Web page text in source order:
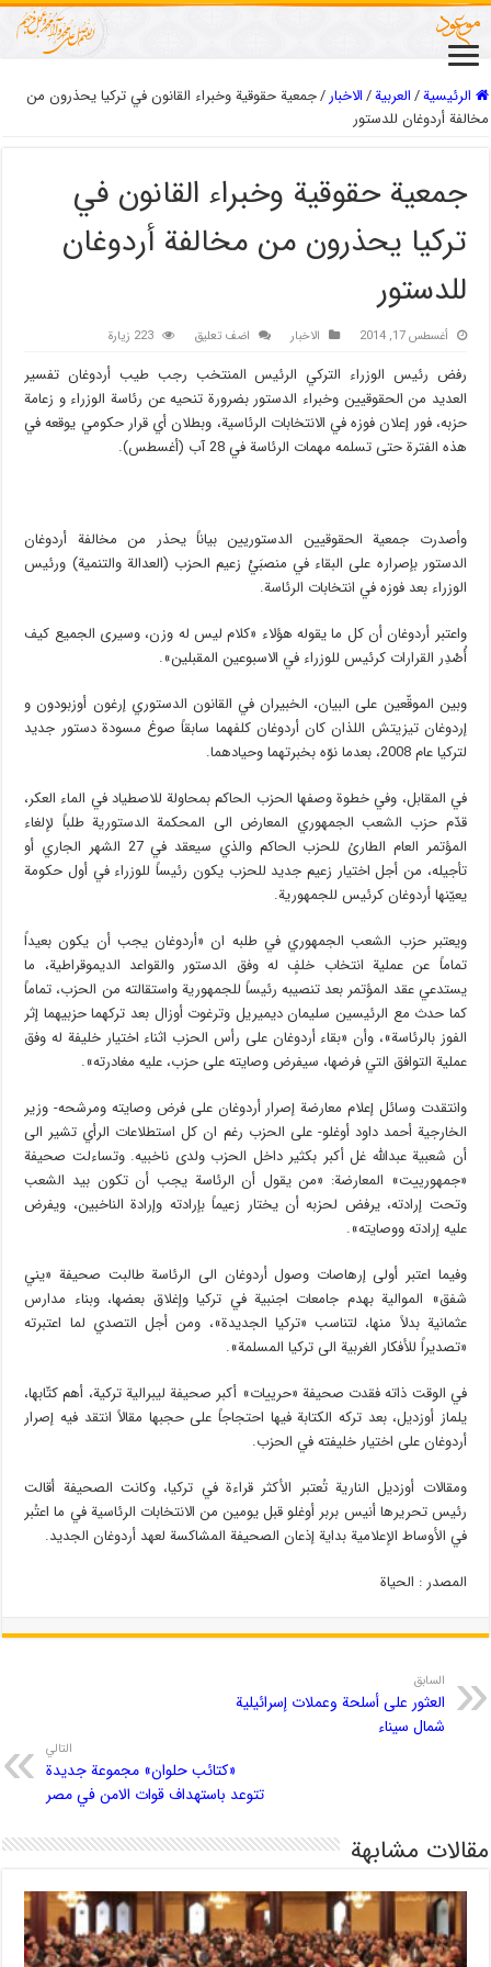
الرئيسية/العربیة/الاخبار/جمعية حقوقية وخبراء القانون في تركيا يحذرون من
مخالفة أردوغان للدستور
جمعية حقوقية وخبراء القانون في
تركيا يحذرون من مخالفة أردوغان
للدستور
أغسطس 17, 2014 الاخبار اضف تعليق 223 زيارة
رفض رئيس الوزراء التركي الرئيس المنتخب رجب طيب أردوغان تفسير
العديد من الحقوقيين وخبراء الدستور بضرورة تنحيه عن رئاسة الوزراء و زعامة
حزبه، فور إعلان فوزه في الانتخابات الرئاسية، وبطلان أي قرار حكومي يوقعه في
هذه الفترة حتى تسلمه مهمات الرئاسة في 28 آب (أغسطس).
وأصدرت جمعية الحقوقيين الدستوريين بياناً يحذر من مخالفة أردوغان
الدستور بإصراره على البقاء في منصبَيْ زعيم الحزب (العدالة والتنمية) ورئيس
الوزراء بعد فوزه في انتخابات الرئاسة.
واعتبر أردوغان أن كل ما يقوله هؤلاء «كلام ليس له وزن، وسيرى الجميع كيف
أُصْدِر القرارات كرئيس للوزراء في الاسبوعين المقبلين».
وبين الموقّعين على البيان، الخبيران في القانون الدستوري إرغون أوزبودون و
إردوغان تيزيتش اللذان كان أردوغان كلفهما سابقاً صوغ مسودة دستور جديد
لتركيا عام 2008، بعدما نوّه بخبرتهما وحيادهما.
في المقابل، وفي خطوة وصفها الحزب الحاكم بمحاولة للاصطياد في الماء العكر،
قدّم حزب الشعب الجمهوري المعارض الى المحكمة الدستورية طلباً لإلغاء
المؤتمر العام الطارئ للحزب الحاكم والذي سيعقد في 27 الشهر الجاري أو
تأجيله، من أجل اختيار زعيم جديد للحزب يكون رئيساً للوزراء في أول حكومة
يعيّنها أردوغان كرئيس للجمهورية.
ويعتبر حزب الشعب الجمهوري في طلبه ان «أردوغان يجب أن يكون بعيداً
تماماً عن عملية انتخاب خلفٍ له وفق الدستور والقواعد الديموقراطية، ما
يستدعي عقد المؤتمر بعد تنصيبه رئيساً للجمهورية واستقالته من الحزب، تماماً
كما حدث مع الرئيسين سليمان ديميريل وترغوت أوزال بعد تركهما حزبيهما إثر
الفوز بالرئاسة»، وأن «بقاء أردوغان على رأس الحزب اثناء اختيار خليفة له وفق
عملية التوافق التي فرضها، سيفرض وصايته على حزب، عليه مغادرته».
وانتقدت وسائل إعلام معارضة إصرار أردوغان على فرض وصايته ومرشحه- وزير
الخارجية أحمد داود أوغلو- على الحزب رغم ان كل استطلاعات الرأي تشير الى
أن شعبية عبدالله غل أكبر بكثير داخل الحزب ولدى ناخبيه. وتساءلت صحيفة
«جمهورييت» المعارضة: «من يقول أن الرئاسة يجب أن تكون بيد الشعب
وتحت إرادته، يرفض لحزبه أن يختار زعيماً بإرادته وإرادة الناخبين، ويفرض
عليه إرادته ووصايته».
وفيما اعتبر أولى إرهاصات وصول أردوغان الى الرئاسة طالبت صحيفة «يني
شفق» الموالية بهدم جامعات اجنبية في تركيا وإغلاق بعضها، وبناء مدارس
عثمانية بدلاً منها، لتناسب «تركيا الجديدة»، ومن أجل التصدي لما اعتبرته
«تصديراً للأفكار الغربية الى تركيا المسلمة».
في الوقت ذاته فقدت صحيفة «حرييات» أكبر صحيفة ليبرالية تركية، أهم كتّابها،
يلماز أوزديل، بعد تركه الكتابة فيها احتجاجاً على حجبها مقالاً انتقد فيه إصرار
أردوغان على اختيار خليفته في الحزب.
ومقالات أوزديل النارية تُعتبر الأكثر قراءة في تركيا، وكانت الصحيفة أقالت
رئيس تحريرها أنيس بربر أوغلو قبل يومين من الانتخابات الرئاسية في ما اعتُبر
في الأوساط الإعلامية بداية إذعان الصحيفة المشاكسة لعهد أردوغان الجديد.
المصدر : الحياة
السابق
العثور على أسلحة وعملات إسرائيلية
شمال سيناء
التالي
«كتائب حلوان» مجموعة جديدة
تتوعد باستهداف قوات الامن في مصر
مقالات مشابهة